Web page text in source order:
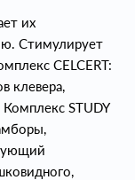
их
Стимулирует
CELCERT:
клевера,
Комплекс STUDY